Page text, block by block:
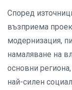
Според
възприема
модернизация,
намаляване на
основни
най-силен